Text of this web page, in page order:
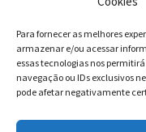
Para fornecer as melhores
armazenar e/ou acessar
essas tecnologias nos
navegação ou IDs exclusivos
pode afetar negativamente
Facebook
Twitter
YouTube
Instagram